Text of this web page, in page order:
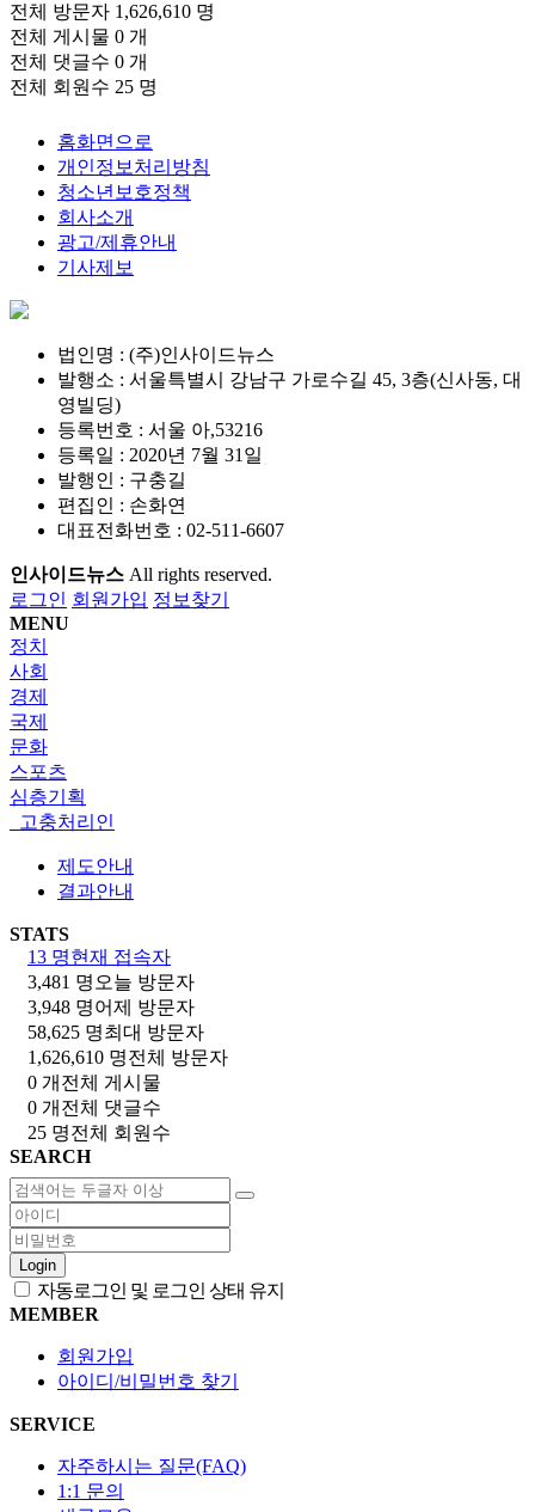
전체 방문자 1,626,610 명
전체 게시물 0 개
전체 댓글수 0 개
전체 회원수 25 명
홈화면으로
개인정보처리방침
청소년보호정책
회사소개
광고/제휴안내
기사제보
법인명 : (주)인사이드뉴스
발행소 : 서울특별시 강남구 가로수길 45, 3층(신사동, 대
영빌딩)
등록번호 : 서울 아,53216
등록일 : 2020년 7월 31일
발행인 : 구충길
편집인 : 손화연
대표전화번호 : 02-511-6607
인사이드뉴스 All rights reserved.
로그인 회원가입 정보찾기
MENU
정치
사회
경제
국제
문화
스포츠
심층기획
고충처리인
제도안내
결과안내
STATS
13 명현재 접속자
3,481 명오늘 방문자
3,948 명어제 방문자
58,625 명최대 방문자
1,626,610 명전체 방문자
0 개 전체 게시물
0 개 전체 댓글수
25 명전체 회원수
SEARCH
Login
자동로그인 및 로그인 상태 유지
MEMBER
회원가입
아이디/비밀번호 찾기
SERVICE
자주하시는 질문(FAQ)
1:1 문의